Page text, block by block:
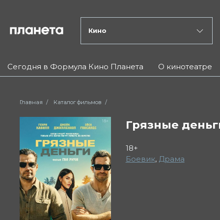
Кино
Сегодня в Формула Кино Планета О кинотеатре
Главная Каталог фильмов
Грязные
18+
Боевик, Драма